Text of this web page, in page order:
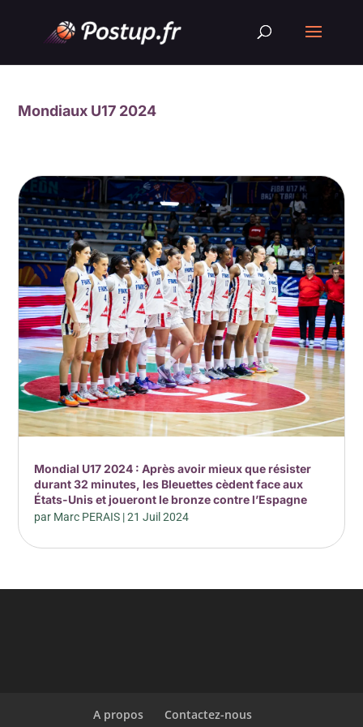
Mondiaux U17 2024
Mondial U17 2024 : Après avoir mieux que résister
durant 32 minutes, les Bleuettes cèdent face aux
États-Unis et joueront le bronze contre l’Espagne
par Marc PERAIS |21 Juil 2024
A propos
Contactez-nous